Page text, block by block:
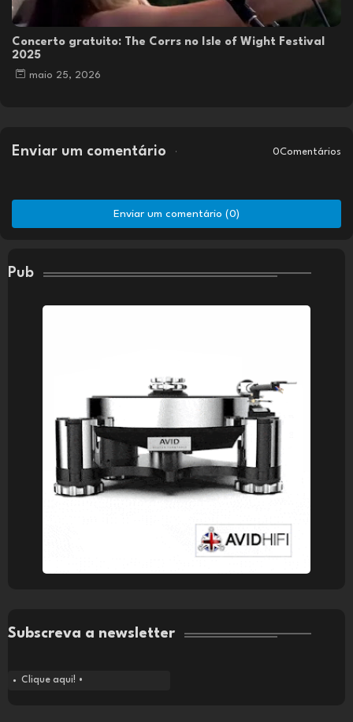
Concerto gratuito: The Corrs no Isle of Wight Festival
2025
maio 25, 2026
Enviar um comentário 0Comentários
Enviar um comentário (0)
Pub
Subscreva a newsletter
Clique aqui! •